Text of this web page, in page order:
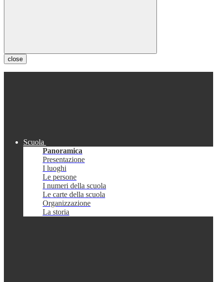
close
Scuola
Panoramica
Presentazione
I luoghi
Le persone
I numeri della scuola
Le carte della scuola
Organizzazione
La storia